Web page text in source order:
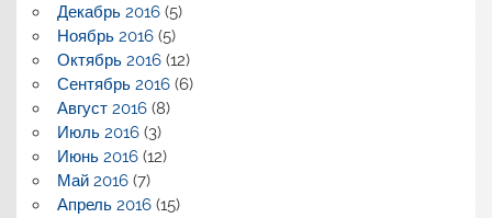
Декабрь 2016(5)
Ноябрь 2016(5)
Октябрь 2016(12)
Сентябрь 2016(6)
Август 2016(8)
Июль 2016(3)
Июнь 2016(12)
Май 2016(7)
Апрель 2016(15)